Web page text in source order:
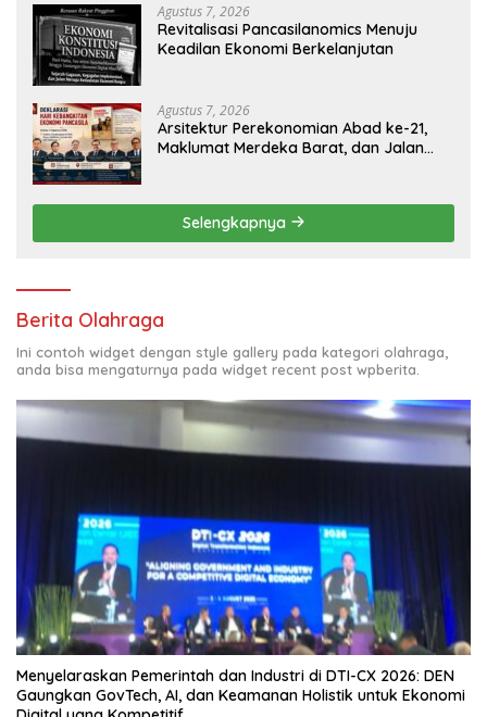
Agustus 7, 2026
Revitalisasi Pancasilanomics Menuju
Keadilan Ekonomi Berkelanjutan
Agustus 7, 2026
Arsitektur Perekonomian Abad ke-21,
Maklumat Merdeka Barat, dan Jalan
Selengkapnya
Berita Olahraga
Ini contoh widget dengan style gallery pada kategori olahraga,
anda bisa mengaturnya pada widget recent post wpberita.
Menyelaraskan Pemerintah dan Industri di DTI-CX 2026: DEN
Gaungkan GovTech, AI, dan Keamanan Holistik untuk Ekonomi